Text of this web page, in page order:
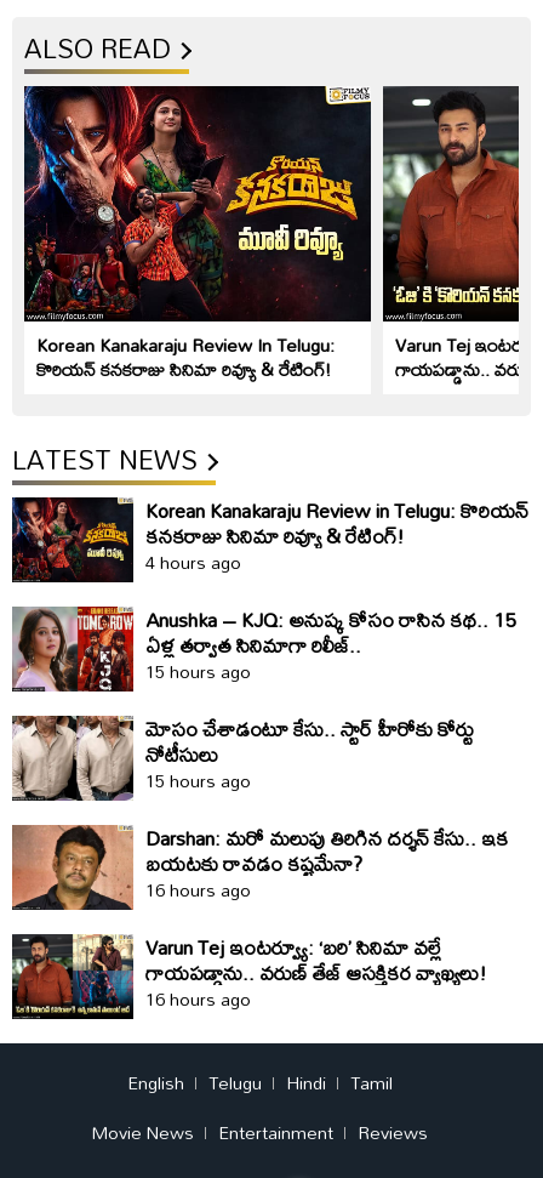
ALSO READ
Korean Kanakaraju Review In Telugu:
కొరియ‌న్ క‌న‌క‌రాజు సినిమా రివ్యూ & రేటింగ్!
Varun Tej
గాయపడ్డాను.. వరుణ్
LATEST NEWS
Korean Kanakaraju Review in Telugu: కొరియ‌న్
క‌న‌క‌రాజు సినిమా రివ్యూ & రేటింగ్!
4 hours ago
Anushka – KJQ: అనుష్క కోసం రాసిన కథ.. 15
ఏళ్ల తర్వాత సినిమాగా రిలీజ్‌..
15 hours ago
మోసం చేశాడంటూ కేసు.. స్టార్‌ హీరోకు కోర్టు
నోటీసులు
15 hours ago
Darshan: మరో మలుపు తిరిగిన దర్శన్‌ కేసు.. ఇక
బయటకు రావడం కష్టమేనా?
16 hours ago
Varun Tej ఇంటర్వ్యూ: ‘బరి’ సినిమా వల్లే
గాయపడ్డాను.. వరుణ్ తేజ్ ఆసక్తికర వ్యాఖ్యలు!
16 hours ago
English Telugu Hindi
Tamil
Movie News
Entertainment Reviews